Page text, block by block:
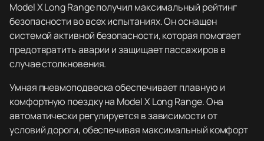
Model X Long Range получил максимальный рейтинг
безопасности во всех испытаниях. Он оснащен
системой активной безопасности, которая помогает
предотвратить аварии и защищает пассажиров в
случае столкновения.
Умная пневмоподвеска обеспечивает плавную и
комфортную поездку на Model X Long Range. Она
автоматически регулируется в зависимости от
условий дороги, обеспечивая максимальный комфорт